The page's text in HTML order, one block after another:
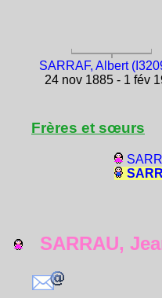
SARRAF, Albert
24 nov 1885 - 1 fév
Frères et sœurs
SARRAU,